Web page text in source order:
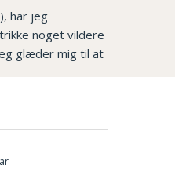
har jeg
noget vildere
glæder mig til at